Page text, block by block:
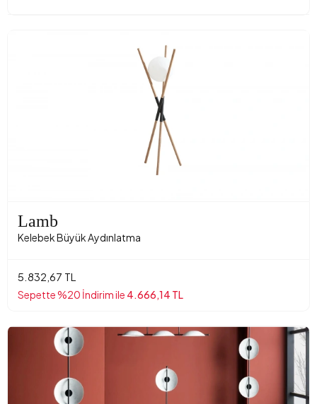
Lamb
Kelebek Büyük Aydınlatma
5.832,67 TL
Sepette %20 İndirim ile 4.666,14 TL